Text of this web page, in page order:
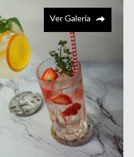
Ver Galería